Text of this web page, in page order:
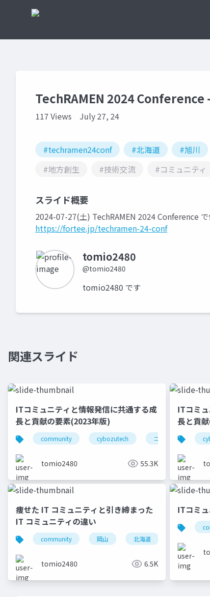
TechRAMEN 2024 Conference
117 Views July 27, 24
#techramen24conf #北海道 #旭川
#地方創生
#技術交流 #コミュニティ
スライド概要
2024-07-27(土) TechRAMEN 2024 Conference
https://fortee.jp/techramen-24-conf
tomio2480
@tomio2480
tomio2480 です
関連スライド
ITコミュニティと情報発信に共通する成
長と貢献の要素(2023年版)
community cybozutech コミュニティ
tomio2480 55.3K
ITコミ
長と貢
痩せた IT コミュニティと引き締まった
IT コミュニティの違い
community 岡山 北海道
tomio2480 6.5K
ITコミ